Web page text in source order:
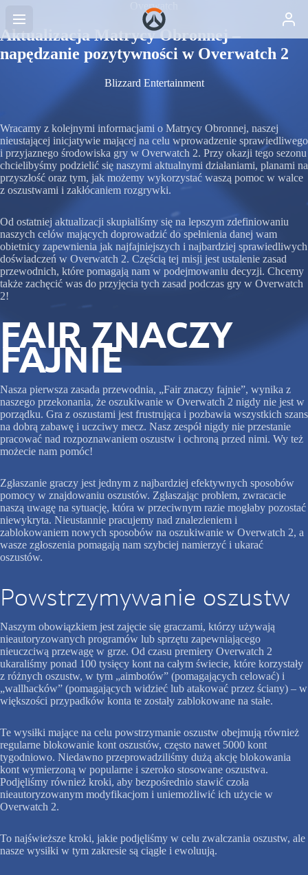
Overwatch
Aktualizacja Matrycy Obronnej –
napędzanie pozytywności w Overwatch 2
Blizzard Entertainment
Wracamy z kolejnymi informacjami o Matrycy Obronnej, naszej
nieustającej inicjatywie mającej na celu wprowadzenie sprawiedliwego
i przyjaznego środowiska gry w Overwatch 2. Przy okazji tego sezonu
chcielibyśmy podzielić się naszymi aktualnymi działaniami, planami na
przyszłość oraz tym, jak możemy wykorzystać waszą pomoc w walce
z oszustwami i zakłócaniem rozgrywki.
Od ostatniej aktualizacji skupialiśmy się na lepszym zdefiniowaniu
naszych celów mających doprowadzić do spełnienia danej wam
obietnicy zapewnienia jak najfajniejszych i najbardziej sprawiedliwych
doświadczeń w Overwatch 2. Częścią tej misji jest ustalenie zasad
przewodnich, które pomagają nam w podejmowaniu decyzji. Chcemy
także zachęcić was do przyjęcia tych zasad podczas gry w Overwatch
2!
FAIR ZNACZY
FAJNIE
Nasza pierwsza zasada przewodnia, „Fair znaczy fajnie”, wynika z
naszego przekonania, że oszukiwanie w Overwatch 2 nigdy nie jest w
porządku. Gra z oszustami jest frustrująca i pozbawia wszystkich szans
na dobrą zabawę i uczciwy mecz. Nasz zespół nigdy nie przestanie
pracować nad rozpoznawaniem oszustw i ochroną przed nimi. Wy też
możecie nam pomóc!
Zgłaszanie graczy jest jednym z najbardziej efektywnych sposobów
pomocy w znajdowaniu oszustów. Zgłaszając problem, zwracacie
naszą uwagę na sytuację, która w przeciwnym razie mogłaby pozostać
niewykryta. Nieustannie pracujemy nad znalezieniem i
zablokowaniem nowych sposobów na oszukiwanie w Overwatch 2, a
wasze zgłoszenia pomagają nam szybciej namierzyć i ukarać
oszustów.
Powstrzymywanie oszustw
Naszym obowiązkiem jest zajęcie się graczami, którzy używają
nieautoryzowanych programów lub sprzętu zapewniającego
nieuczciwą przewagę w grze. Od czasu premiery Overwatch 2
ukaraliśmy ponad 100 tysięcy kont na całym świecie, które korzystały
z różnych oszustw, w tym „aimbotów” (pomagających celować) i
„wallhacków” (pomagających widzieć lub atakować przez ściany) – w
większości przypadków konta te zostały zablokowane na stałe.
Te wysiłki mające na celu powstrzymanie oszustw obejmują również
regularne blokowanie kont oszustów, często nawet 5000 kont
tygodniowo. Niedawno przeprowadziliśmy dużą akcję blokowania
kont wymierzoną w popularne i szeroko stosowane oszustwa.
Podjęliśmy również kroki, aby bezpośrednio stawić czoła
nieautoryzowanym modyfikacjom i uniemożliwić ich użycie w
Overwatch 2.
To najświeższe kroki, jakie podjęliśmy w celu zwalczania oszustw, ale
nasze wysiłki w tym zakresie są ciągłe i ewoluują.